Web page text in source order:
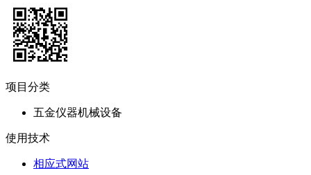
项目分类
五金仪器机械设备
使用技术
相应式网站